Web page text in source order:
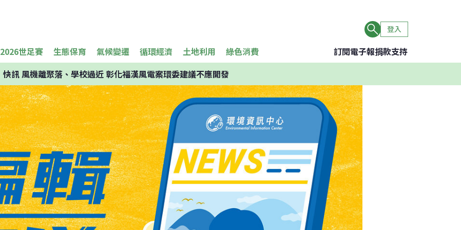
登入
2026世足賽 生態保育 氣候變遷 循環經濟 土地利用 綠色消費 訂閱電子報捐款支持
快訊風機離聚落、學校過近 彰化福漢風電案環委建議不應開發